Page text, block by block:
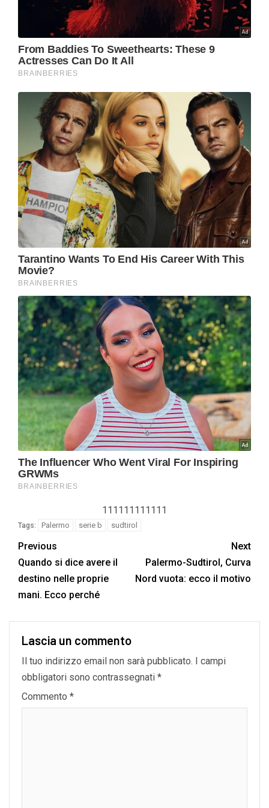
111111111111
Tags: Palermo serie b sudtirol
Previous
Quando si dice avere il
destino nelle proprie
mani. Ecco perché
Next
Palermo-Sudtirol, Curva
Nord vuota: ecco il motivo
Lascia un commento
Il tuo indirizzo email non sarà pubblicato.
I campi
obbligatori sono contrassegnati *
Commento *